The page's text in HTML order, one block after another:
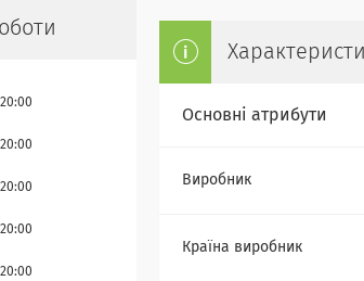
Основні атрибути
Виробник
Країна виробник
20:00
20:00
20:00
20:00
20:00